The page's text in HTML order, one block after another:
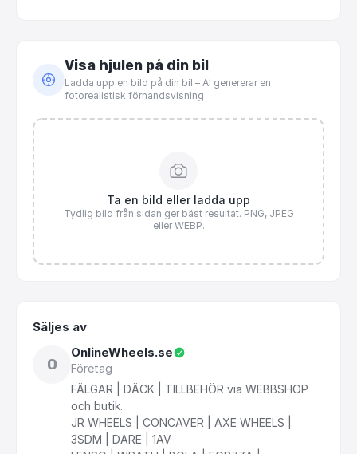
Visa hjulen på din bil
Ladda upp en bild på din bil – AI genererar en
fotorealistisk förhandsvisning
Ta en bild eller ladda upp
Tydlig bild från sidan ger bäst resultat. PNG, JPEG
eller WEBP.
Säljes av
O
OnlineWheels.se
Företag
FÄLGAR
DÄCK TILLBEHÖR via WEBBSHOP
och butik.
JR WHEELS CONCAVER AXE WHEELS
3SDM
DARE
1AV